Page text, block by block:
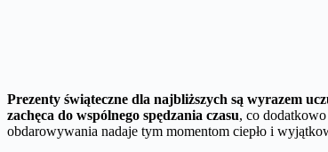
Prezenty świąteczne dla najbliższych są wyrazem
zachęca do wspólnego spędzania czasu, co
obdarowywania nadaje tym momentom ciepło i